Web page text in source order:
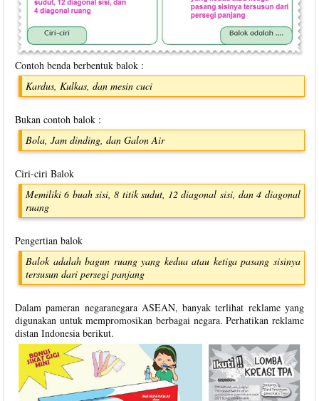
Contoh benda berbentuk balok :
Kardus, Kulkas, dan mesin cuci
Bukan contoh balok :
Bola, Jam dinding, dan Galon Air
Ciri-ciri Balok
Memiliki 6 buah sisi, 8 titik sudut, 12 diagonal sisi, dan 4 diagonal
ruang
Pengertian balok
Balok adalah bagun ruang yang kedua atau ketiga pasang sisinya
tersusun dari persegi panjang
Dalam pameran negaranegara ASEAN, banyak terlihat reklame yang
digunakan untuk mempromosikan berbagai negara. Perhatikan reklame
distan Indonesia berikut.